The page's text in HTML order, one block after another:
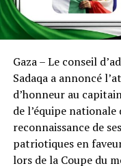
Gaza – Le conseil
Sadaqa a annoncé
d’honneur au
de l’équipe
reconnaissance de
patriotiques en
lors de la Coupe du